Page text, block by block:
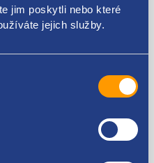
jim poskytli nebo které
jejich služby.